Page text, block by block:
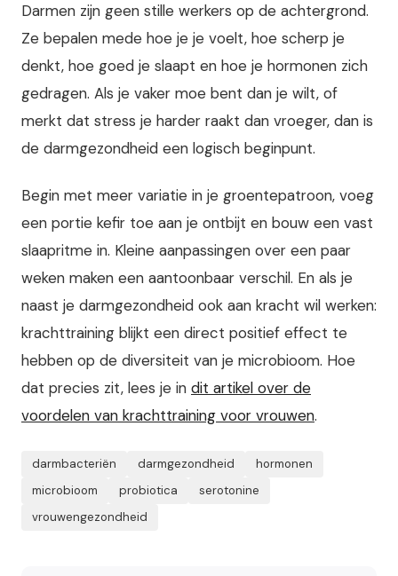
Darmen zijn geen stille werkers op de achtergrond.
Ze bepalen mede hoe je je voelt, hoe scherp je
denkt, hoe goed je slaapt en hoe je hormonen zich
gedragen. Als je vaker moe bent dan je wilt, of
merkt dat stress je harder raakt dan vroeger, dan is
de darmgezondheid een logisch beginpunt.
Begin met meer variatie in je groentepatroon, voeg
een portie kefir toe aan je ontbijt en bouw een vast
slaapritme in. Kleine aanpassingen over een paar
weken maken een aantoonbaar verschil. En als je
naast je darmgezondheid ook aan kracht wil werken:
krachttraining blijkt een direct positief effect te
hebben op de diversiteit van je microbioom. Hoe
dat precies zit, lees je in dit artikel over de
voordelen van krachttraining voor vrouwen.
darmbacteriën darmgezondheid
hormonen
microbioom
probiotica
serotonine
vrouwengezondheid